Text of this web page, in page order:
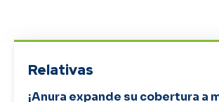
Relativas
¡Anura expande su cobertura a